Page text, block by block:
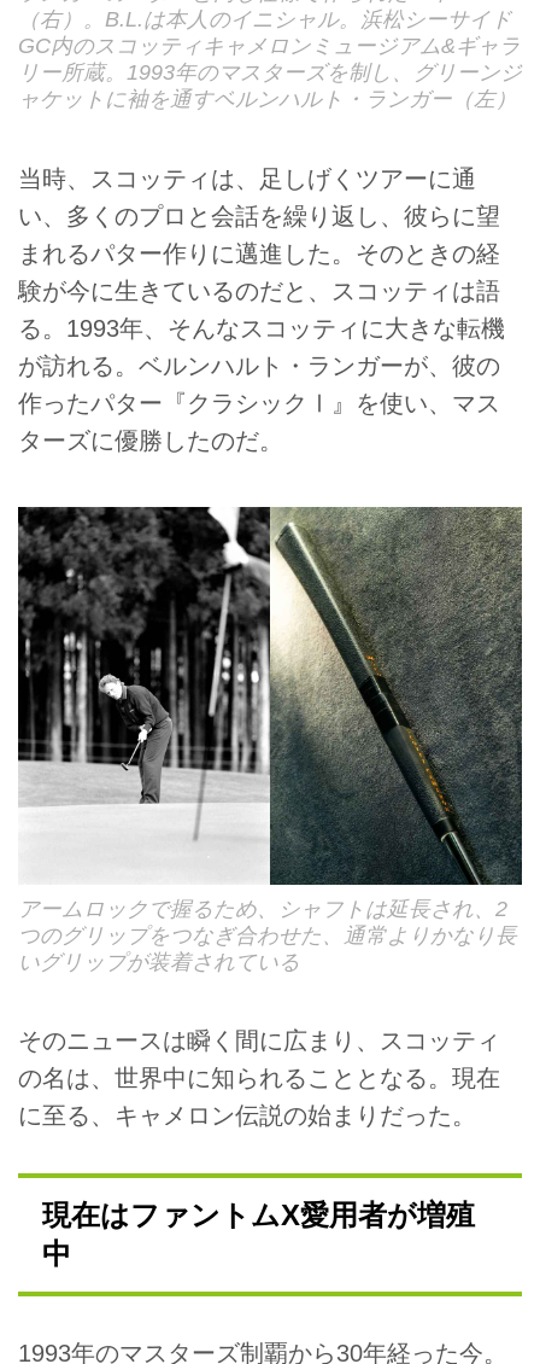
（右）。B.L.は本人のイニシャル。浜松シーサイド
GC内のスコッティキャメロンミュージアム&ギャラ
リー所蔵。1993年のマスターズを制し、グリーンジ
ャケットに袖を通すベルンハルト・ランガー（左）
当時、スコッティは、足しげくツアーに通
い、多くのプロと会話を繰り返し、彼らに望
まれるパター作りに邁進した。そのときの経
験が今に生きているのだと、スコッティは語
る。1993年、そんなスコッティに大きな転機
が訪れる。ベルンハルト・ランガーが、彼の
作ったパター『クラシックⅠ』を使い、マス
ターズに優勝したのだ。
アームロックで握るため、シャフトは延長され、2
つのグリップをつなぎ合わせた、通常よりかなり長
いグリップが装着されている
そのニュースは瞬く間に広まり、スコッティ
の名は、世界中に知られることとなる。現在
に至る、キャメロン伝説の始まりだった。
現在はファントムX愛用者が増殖
中
1993年のマスターズ制覇から30年経った今。